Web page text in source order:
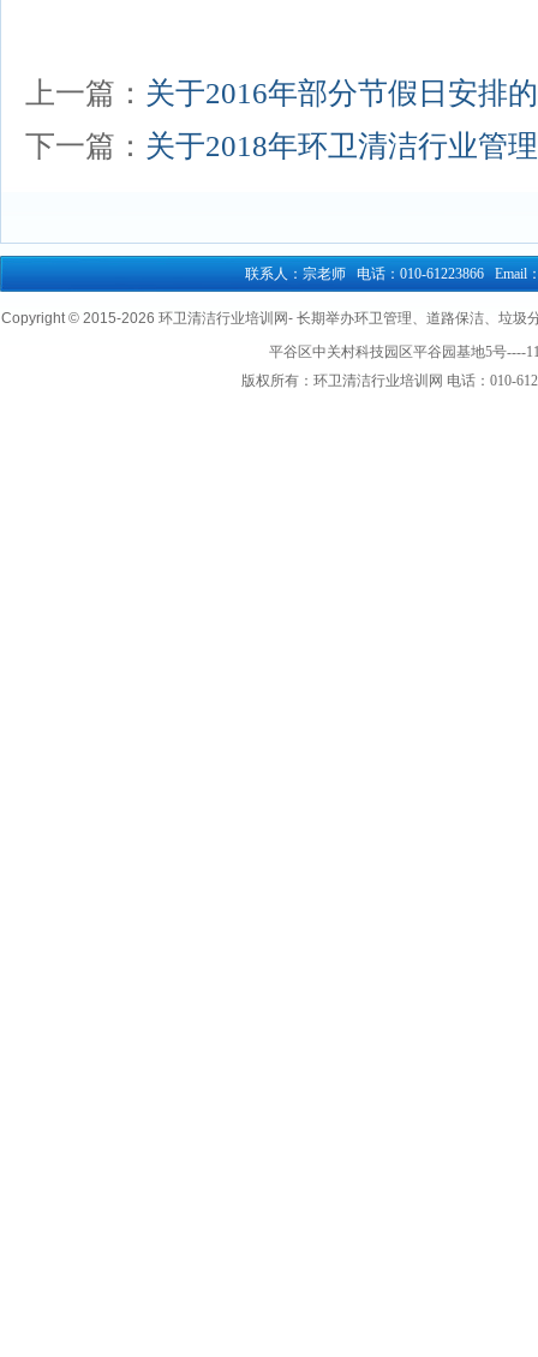
上一篇： 关于2016年部分节假日安排
下一篇： 关于2018年环卫清洁行业管
联系人：宗老师 电话：010-61223866 Email
Copyright © 2015-2026 环卫清洁行业培训网- 长期举办环卫管理、道路保洁、垃
平谷区中关村科技园区平谷园基地5号----
版权所有：环卫清洁行业培训网 电话：010-